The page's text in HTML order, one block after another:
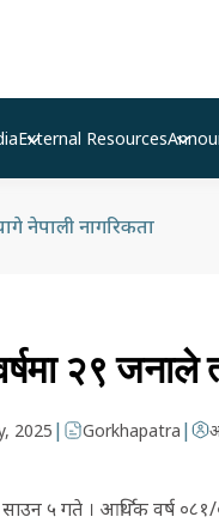
External Resources
नेपाली नागरिकता
२९ जनाले
2025 | Gorkhapatra |
५ गते । आर्थिक वर्ष